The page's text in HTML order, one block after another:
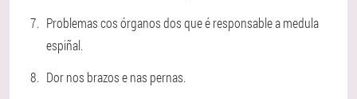
Problemas cos órganos dos que é responsable a medula
espiñal.
Dor nos brazos e nas pernas.